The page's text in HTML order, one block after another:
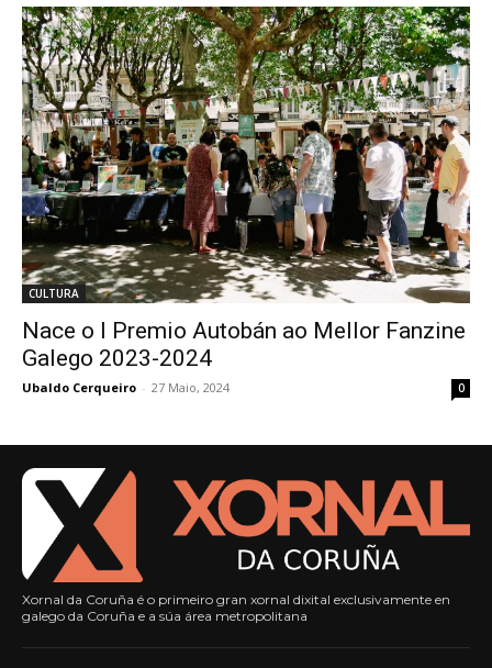
CULTURA
Nace o I Premio Autobán ao Mellor Fanzine
Galego 2023-2024
Ubaldo Cerqueiro - 27 Maio, 2024 0
Xornal da Coruña é o primeiro gran xornal dixital exclusivamente en
galego da Coruña e a súa área metropolitana